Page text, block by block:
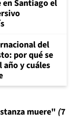
en Santiago el
del
por qué se
año y cuáles
muere" (7